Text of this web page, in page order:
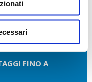
FINO A